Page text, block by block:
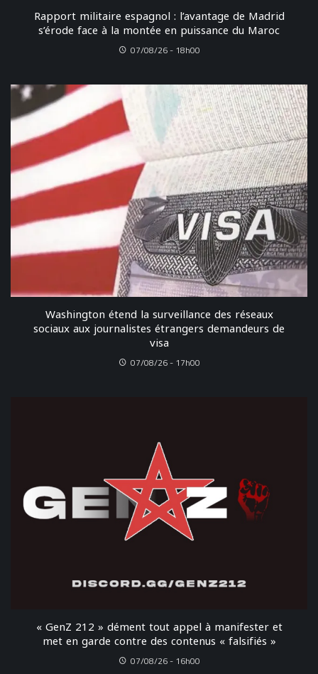
Rapport militaire espagnol : l’avantage de Madrid
s’érode face à la montée en puissance du Maroc
07/08/26 - 18h00
Washington étend la surveillance des réseaux
sociaux aux journalistes étrangers demandeurs de
visa
07/08/26 - 17h00
« GenZ 212 » dément tout appel à manifester et
met en garde contre des contenus « falsifiés »
07/08/26 - 16h00